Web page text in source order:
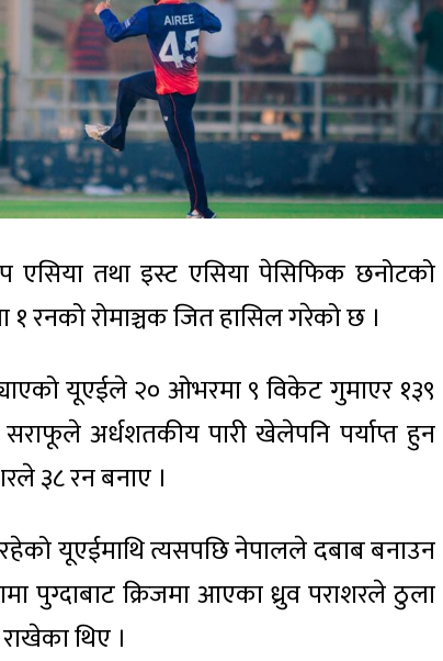
एसिया तथा इस्ट एसिया पेसिफिक छनोटको
रोमाञ्चक जित हासिल गरेको छ ।
यूएईले २० ओभरमा ९ विकेट गुमाएर १३९
अर्धशतकीय पारी खेलेपनि पर्याप्त हुन
३८ रन बनाए ।
यूएईमाथि त्यसपछि नेपालले दबाब बनाउन
पुग्दाबाट क्रिजमा आएका ध्रुव पराशरले ठुला
थिए ।